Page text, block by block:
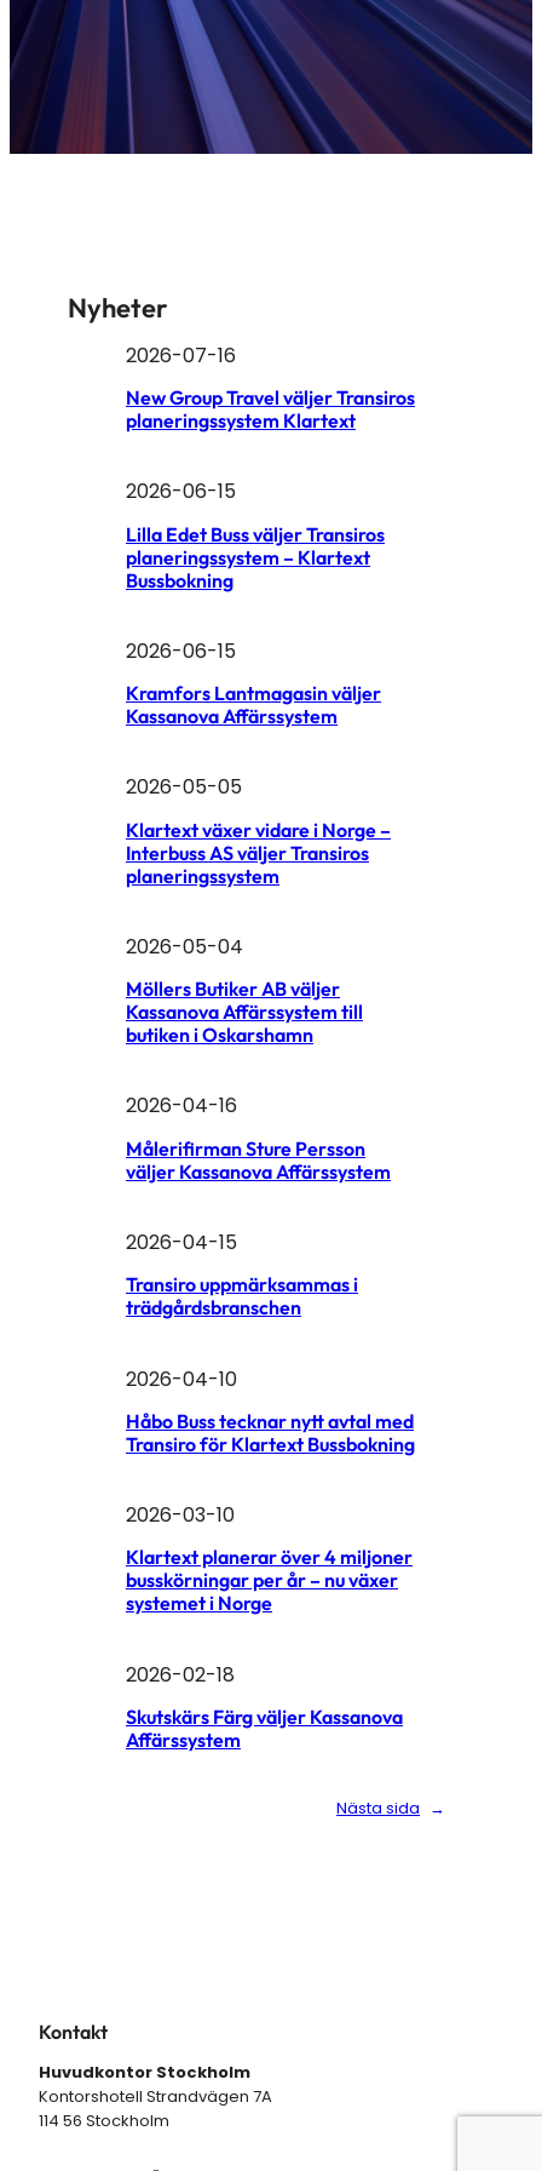
Nyheter
2026-07-16
New Group Travel väljer Transiros
planeringssystem Klartext
2026-06-15
Lilla Edet Buss väljer Transiros
planeringssystem – Klartext
Bussbokning
2026-06-15
Kramfors Lantmagasin väljer
Kassanova Affärssystem
2026-05-05
Klartext växer vidare i Norge –
Interbuss AS väljer Transiros
planeringssystem
2026-05-04
Möllers Butiker AB väljer
Kassanova Affärssystem till
butiken i Oskarshamn
2026-04-16
Målerifirman Sture Persson
väljer Kassanova Affärssystem
2026-04-15
Transiro uppmärksammas i
trädgårdsbranschen
2026-04-10
Håbo Buss tecknar nytt avtal med
Transiro för Klartext Bussbokning
2026-03-10
Klartext planerar över 4 miljoner
busskörningar per år – nu växer
systemet i Norge
2026-02-18
Skutskärs Färg väljer Kassanova
Affärssystem
Nästa sida →
Kontakt
Huvudkontor Stockholm
Kontorshotell Strandvägen 7A
114 56 Stockholm